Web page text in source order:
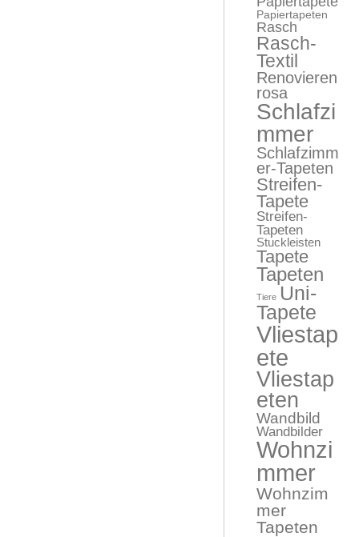
Papiertapeten
Rasch
Rasch-
Textil
Renovieren
rosa
Schlafzi
mmer
Schlafzimm
er-Tapeten
Streifen-
Tapete
Streifen-
Tapeten
Stuckleisten
Tapete
Tapeten
Tiere Uni-
Tapete
Vliestap
ete
Vliestap
eten
Wandbild
Wandbilder
Wohnzi
mmer
Wohnzim
mer
Tapeten